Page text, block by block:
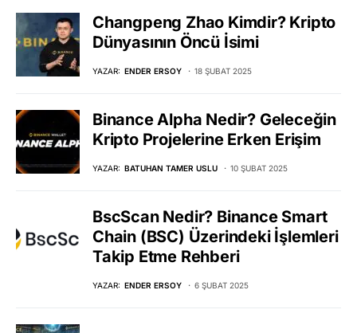
Changpeng Zhao Kimdir? Kripto
Dünyasının Öncü İsimi
YAZAR: ENDER ERSOY 18 ŞUBAT 2025
Binance Alpha Nedir? Geleceğin
Kripto Projelerine Erken Erişim
YAZAR: BATUHAN TAMER USLU 10 ŞUBAT 2025
BscScan Nedir? Binance Smart
Chain (BSC) Üzerindeki İşlemleri
Takip Etme Rehberi
YAZAR: ENDER ERSOY 6 ŞUBAT 2025